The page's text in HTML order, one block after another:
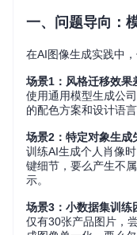
一、问题导向：
在AI图像生成实践中
场景1：风格迁移效果
使用通用模型生成公
的配色方案和设计语
场景2：特定对象生成
训练AI生成个人肖像
键细节，要么产生不
示。
场景3：小数据集训练
仅有30张产品图片，